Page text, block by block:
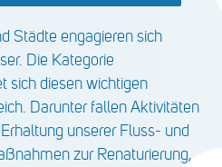
Städte engagieren sich
Die Kategorie
sich diesen wichtigen
Darunter fallen Aktivitäten
unserer Fluss- und
zur Renaturierung,